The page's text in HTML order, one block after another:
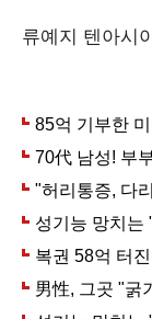
류예지 텐아시